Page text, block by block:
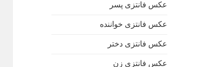
عکس فانتزی پسر
عکس فانتزی خواننده
عکس فانتزی دختر
عکس فانتزی زن